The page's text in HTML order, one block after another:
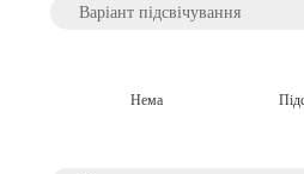
Варіант підсвічування
Нема